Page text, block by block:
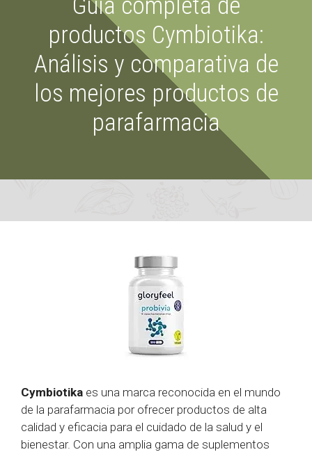
productos Cymbiotika:
Análisis y comparativa de
los mejores productos de
parafarmacia
Cymbiotika es una marca reconocida en el mundo
de la parafarmacia por ofrecer productos de alta
calidad y eficacia para el cuidado de la salud y el
bienestar. Con una amplia gama de suplementos